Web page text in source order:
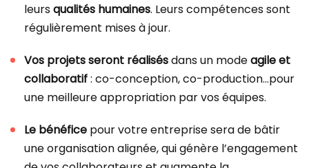
leursqualités humaines. Leurs compétences sont
régulièrement mises à jour.
Vos projets seront réalisésdans un modeagile et
collaboratif: co-conception, co-production…pour
une meilleure appropriation par vos équipes.
Le bénéfice pour votre entreprise sera de bâtir
une organisation alignée, qui génère l’engagement